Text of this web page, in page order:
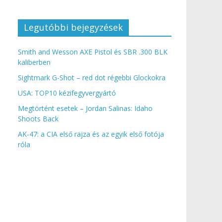
Legutóbbi bejegyzések
Smith and Wesson AXE Pistol és SBR .300 BLK
kaliberben
Sightmark G-Shot – red dot régebbi Glockokra
USA: TOP10 kézifegyvergyártó
Megtörtént esetek – Jordan Salinas: Idaho
Shoots Back
AK-47: a CIA első rajza és az egyik első fotója
róla